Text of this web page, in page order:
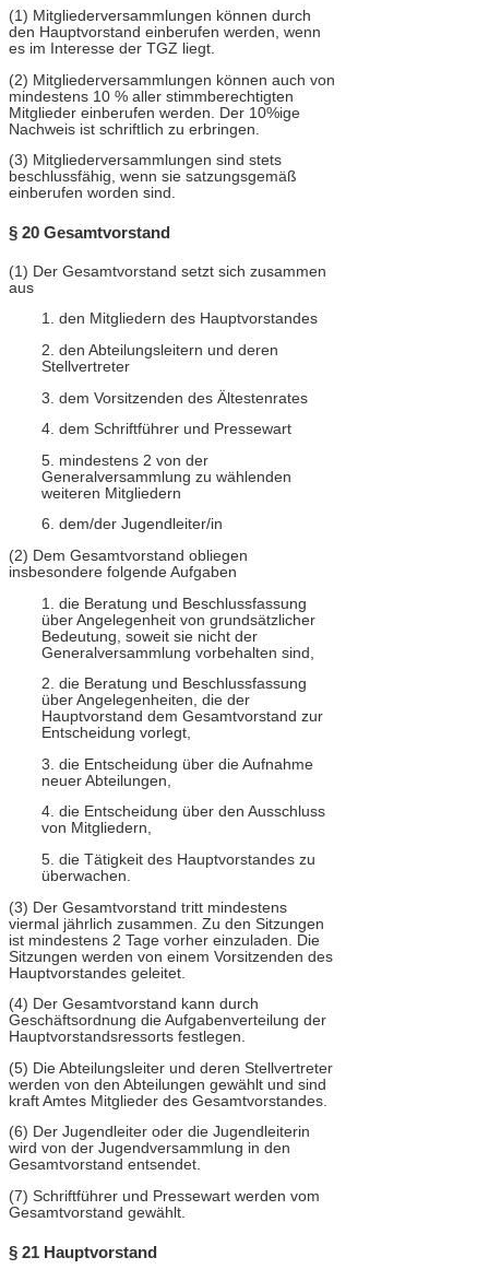
(1) Mitgliederversammlungen können durch
den Hauptvorstand einberufen werden, wenn
es im Interesse der TGZ liegt.
(2) Mitgliederversammlungen können auch von
mindestens 10 % aller stimmberechtigten
Mitglieder einberufen werden. Der 10%ige
Nachweis ist schriftlich zu erbringen.
(3) Mitgliederversammlungen sind stets
beschlussfähig, wenn sie satzungsgemäß
einberufen worden sind.
§ 20 Gesamtvorstand
(1) Der Gesamtvorstand setzt sich zusammen
aus
1. den Mitgliedern des Hauptvorstandes
2. den Abteilungsleitern und deren
Stellvertreter
3. dem Vorsitzenden des Ältestenrates
4. dem Schriftführer und Pressewart
5. mindestens 2 von der
Generalversammlung zu wählenden
weiteren Mitgliedern
6. dem/der Jugendleiter/in
(2) Dem Gesamtvorstand obliegen
insbesondere folgende Aufgaben
1. die Beratung und Beschlussfassung
über Angelegenheit von grundsätzlicher
Bedeutung, soweit sie nicht der
Generalversammlung vorbehalten sind,
2. die Beratung und Beschlussfassung
über Angelegenheiten, die der
Hauptvorstand dem Gesamtvorstand zur
Entscheidung vorlegt,
3. die Entscheidung über die Aufnahme
neuer Abteilungen,
4. die Entscheidung über den Ausschluss
von Mitgliedern,
5. die Tätigkeit des Hauptvorstandes zu
überwachen.
(3) Der Gesamtvorstand tritt mindestens
viermal jährlich zusammen. Zu den Sitzungen
ist mindestens 2 Tage vorher einzuladen. Die
Sitzungen werden von einem Vorsitzenden des
Hauptvorstandes geleitet.
(4) Der Gesamtvorstand kann durch
Geschäftsordnung die Aufgabenverteilung der
Hauptvorstandsressorts festlegen.
(5) Die Abteilungsleiter und deren Stellvertreter
werden von den Abteilungen gewählt und sind
kraft Amtes Mitglieder des Gesamtvorstandes.
(6) Der Jugendleiter oder die Jugendleiterin
wird von der Jugendversammlung in den
Gesamtvorstand entsendet.
(7) Schriftführer und Pressewart werden vom
Gesamtvorstand gewählt.
§ 21 Hauptvorstand